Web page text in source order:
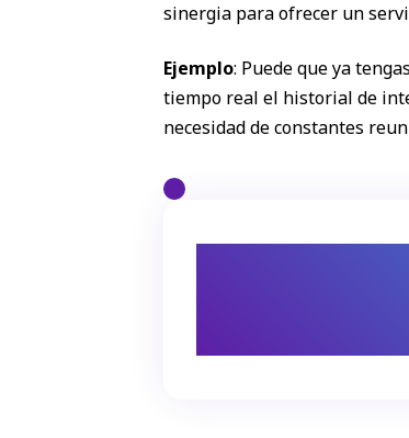
sinergia para ofrecer un
Ejemplo: Puede que ya
tiempo real el historial de
necesidad de constantes